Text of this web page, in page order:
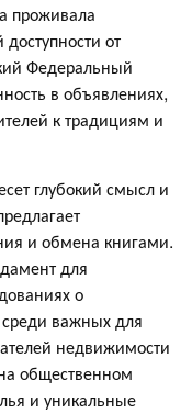
проживала
от
Федеральный
в объявлениях,
к традициям и
глубокий смысл и
и обмена книгами.
для
о
важных для
недвижимости
общественном
и уникальные